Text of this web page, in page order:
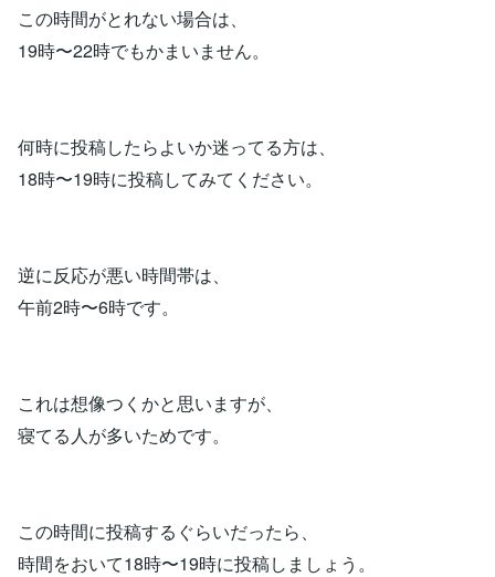
この時間がとれない場合は、
19時〜22時でもかまいません。
何時に投稿したらよいか迷ってる方は、
18時〜19時に投稿してみてください。
逆に反応が悪い時間帯は、
午前2時〜6時です。
これは想像つくかと思いますが、
寝てる人が多いためです。
この時間に投稿するぐらいだったら、
時間をおいて18時〜19時に投稿しましょう。